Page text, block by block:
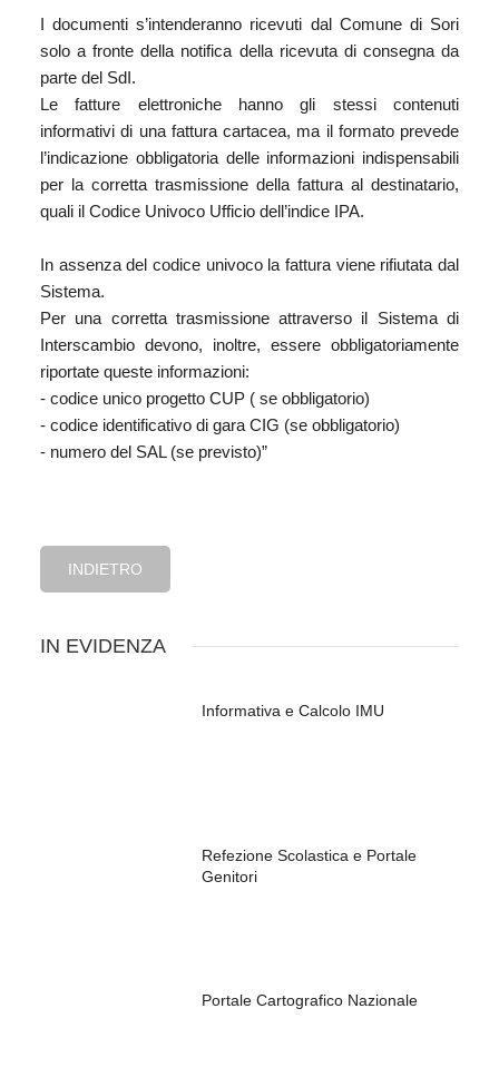
I documenti s’intenderanno ricevuti dal Comune di Sori
solo a fronte della notifica della ricevuta di consegna da
parte del SdI.
Le fatture elettroniche hanno gli stessi contenuti
informativi di una fattura cartacea, ma il formato prevede
l’indicazione obbligatoria delle informazioni indispensabili
per la corretta trasmissione della fattura al destinatario,
quali il Codice Univoco Ufficio dell’indice IPA.
In assenza del codice univoco la fattura viene rifiutata dal
Sistema.
Per una corretta trasmissione attraverso il Sistema di
Interscambio devono, inoltre, essere obbligatoriamente
riportate queste informazioni:
- codice unico progetto CUP ( se obbligatorio)
- codice identificativo di gara CIG (se obbligatorio)
- numero del SAL (se previsto)”
INDIETRO
IN EVIDENZA
Informativa e Calcolo IMU
Refezione Scolastica e Portale
Genitori
Portale Cartografico Nazionale